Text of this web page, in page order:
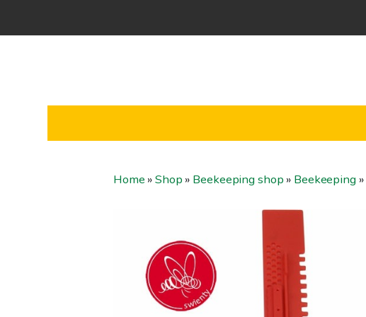
Home »Shop » Beekeeping shop » Beekeeping»